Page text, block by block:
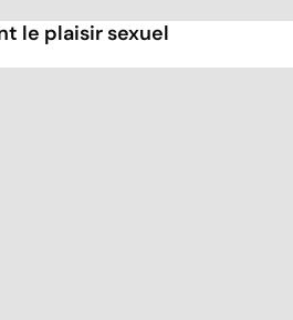
le plaisir sexuel